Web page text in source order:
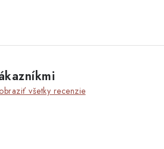
všetky recenzie